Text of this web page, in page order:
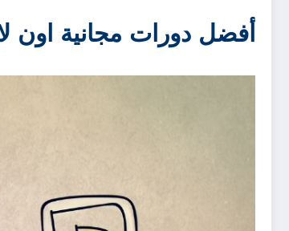
أفضل دورات مجانية اون